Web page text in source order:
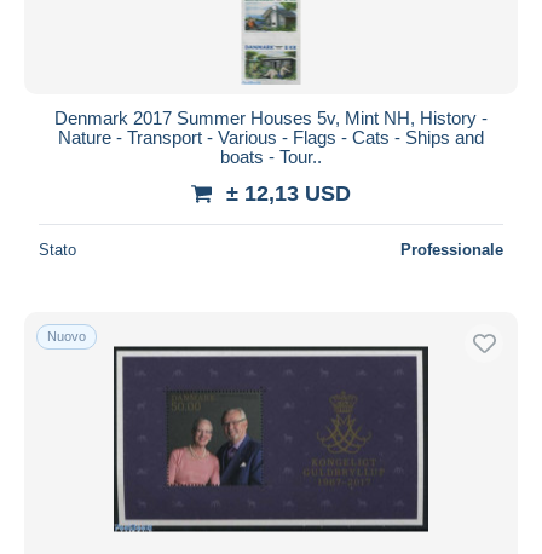
Denmark 2017 Summer Houses 5v, Mint NH, History -
Nature - Transport - Various - Flags - Cats - Ships and
boats - Tour..
± 12,13 USD
Stato Professionale
Nuovo